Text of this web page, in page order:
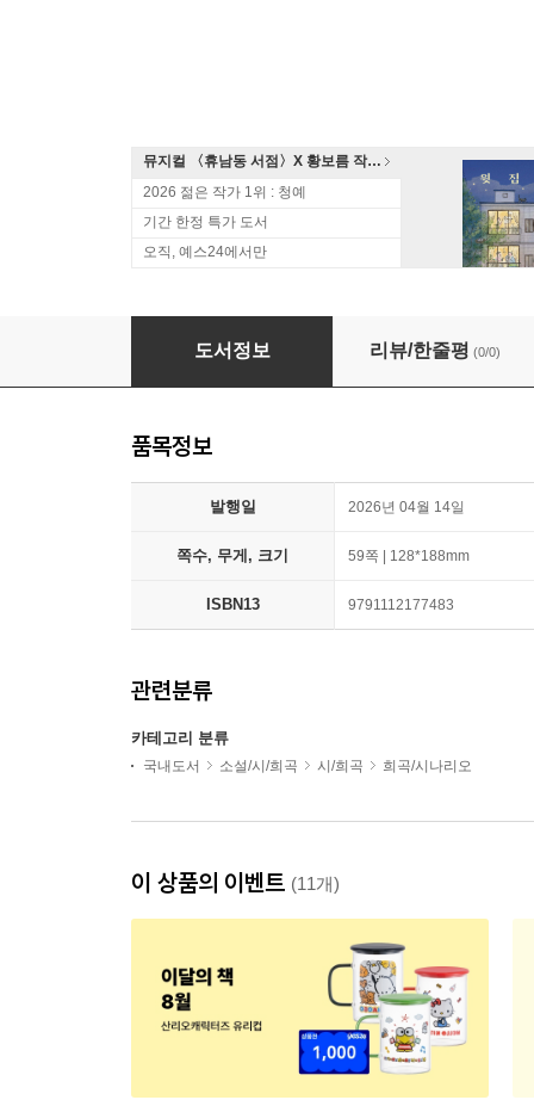
뮤지컬 〈휴남동 서점〉X 황보름 작가 북토크
2026 젊은 작가 1위 : 청예
기간 한정 특가 도서
오직, 예스24에서만
픽스버스 AI드라마 대본집 적월(赤月), 여화(黎
도서정보 리뷰/한줄평 (0/0)
품목정보
발행일 2026년 04월 14일
쪽수, 무게, 크기 59쪽 | 128*188mm
ISBN13 9791112177483
관련분류
카테고리 분류
국내도서 소설/시/희곡 시/희곡 희곡/시나리오
이 상품의 이벤트 (11개)